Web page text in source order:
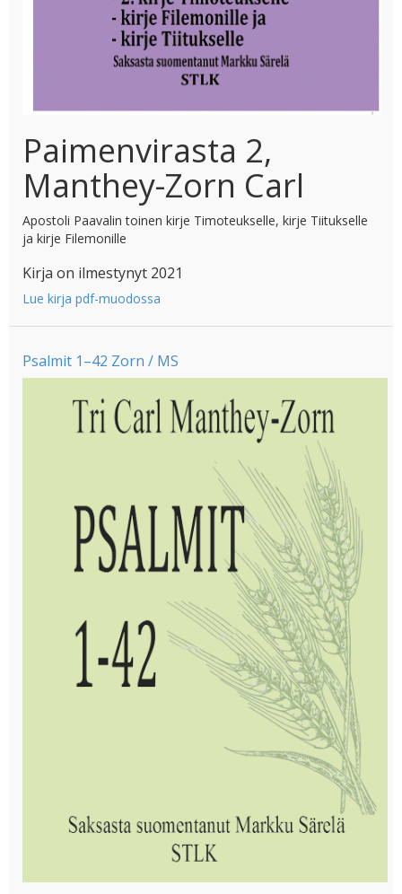
Paimenvirasta 2,
Manthey-Zorn Carl
Apostoli Paavalin toinen kirje Timoteukselle, kirje Tiitukselle
ja kirje Filemonille
Kirja on ilmestynyt 2021
Lue kirja pdf-muodossa
Psalmit 1–42 Zorn / MS